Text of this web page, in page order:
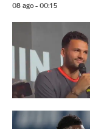
08 ago - 00:15